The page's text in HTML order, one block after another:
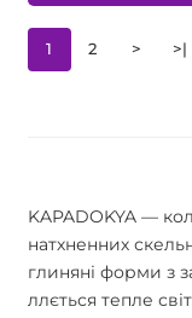
1 2 > >|
KAPADOKYA —
натхненних
глиняні форми з
ллється тепле